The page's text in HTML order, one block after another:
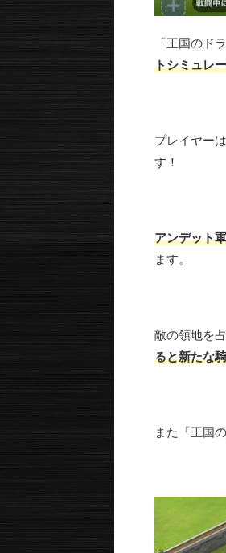
「王国のド
トシミュレ
プレイヤー
す！
アンデット
ます。
敵の領地を
ると新たな
また「王国